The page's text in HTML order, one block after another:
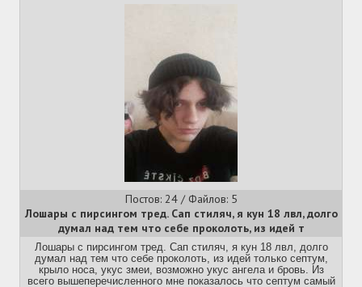
Постов: 24 / Файлов: 5
Лошары с пирсингом тред. Сап стиляч, я кун 18 лвл, долго
думал над тем что себе проколоть, из идей т
Лошары с пирсингом тред. Сап стиляч, я кун 18 лвл, долго
думал над тем что себе проколоть, из идей только септум,
крыло носа, укус змеи, возможно укус ангела и бровь. Из
всего вышеперечисленного мне показалось что септум самый